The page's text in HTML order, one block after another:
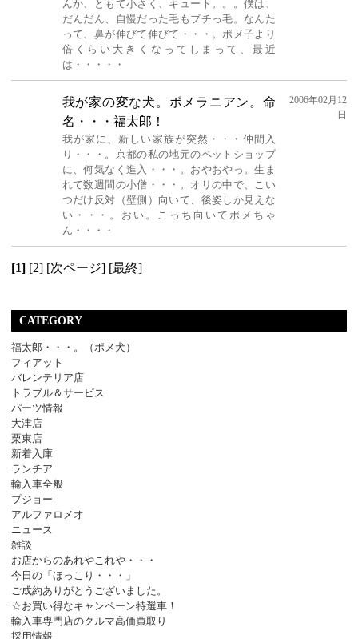
んか、ともて小さく、キュート。。。僕は、
だんだん、自慢だった毛もブチっ毛。なんた
って、鼻が伸びて伸びて・・・。ポメ子より
倍くらい大きくなってしまって、最近
は・・・・・
我が家の変な犬。ポメラニアン。命
名・・・福太郎！
我が家に、新しい家族が突然・・・仲間入
り・・・。京都の私の地元のペットショップ
に、何気なく進入・・・。おやおやっ。生ま
れて数週間の小僧・・・。オリの中で、こい
つだけ反対（壁側）向いて、後姿しか見えな
い・・・。おい。こっち向いてポメちゃ
ん・・・・
2006年02月12
日
[1] [2] [次ページ] [最終]
CATEGORY
福太郎・・・。（ポメ犬）
フィアット
バレンテリア店
トラブル＆サービス
パーツ情報
大津店
栗東店
新着入庫
ランチア
輸入車全般
プジョー
アルファロメオ
ニュース
雑談
お店からのあれやこれや・・・
今日の「ほっこり・・・」
ご成約ありがとうございました。
☆お買い得なキャンペーン特選車！
輸入車専門店のクルマ高価買取り
採用情報